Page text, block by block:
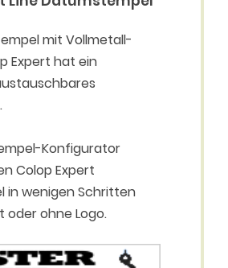
mit Vollmetall-
Expert hat ein
Konfigurator
Colop Expert
in wenigen Schritten
ohne Logo.